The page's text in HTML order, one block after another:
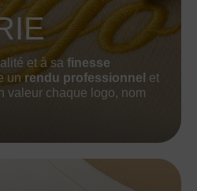
et à sa finesse
un rendu professionnel et
valeur chaque logo, nom